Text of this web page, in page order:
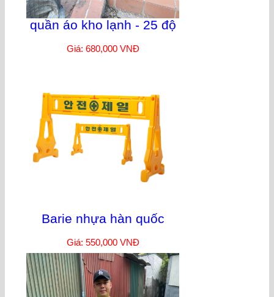
quần áo kho lạnh - 25 độ
Giá: 680,000 VNĐ
Barie nhựa hàn quốc
Giá: 550,000 VNĐ